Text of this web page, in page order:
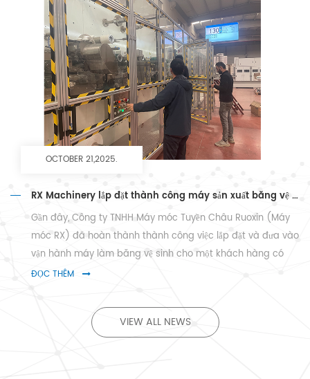
OCTOBER 21,2025.
RX Machinery lắp đặt thành công máy sản xuất băng vệ sinh cho khách hàng Thổ Nhĩ Kỳ
Gần đây, Công ty TNHH Máy móc Tuyền Châu Ruoxin (Máy
móc RX) đã hoàn thành thành công việc lắp đặt và đưa vào
vận hành máy làm băng vệ sinh cho một khách hàng có
giá trị tại Thổ Nhĩ Kỳ. Dưới sự hướng dẫn tận nơi của RX
ĐỌC THÊM
VIEW ALL NEWS